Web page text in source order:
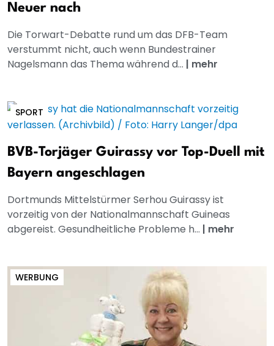
Neuer nach
Die Torwart-Debatte rund um das DFB-Team
verstummt nicht, auch wenn Bundestrainer
Nagelsmann das Thema während d... | mehr
SPORT
BVB-Torjäger Guirassy vor Top-Duell mit
Bayern angeschlagen
Dortmunds Mittelstürmer Serhou Guirassy ist
vorzeitig von der Nationalmannschaft Guineas
abgereist. Gesundheitliche Probleme h... | mehr
WERBUNG